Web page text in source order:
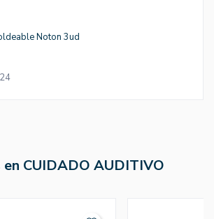
Noton 3ud
CUIDADO AUDITIVO